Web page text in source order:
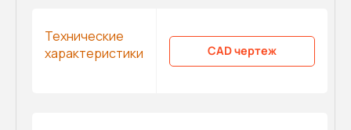
Технические
характеристики
CAD чертеж